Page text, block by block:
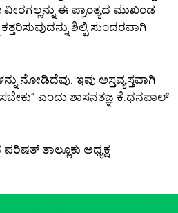
ಈ ಪ್ರಾಂತ್ಯದ ಮುಖಂಡ
ಶಿಲ್ಪಿ ಸುಂದರವಾಗಿ
ನೋಡಿದೆವು. ಇವು ಅಸ್ತವ್ಯಸ್ತವಾಗಿ
ಎಂದು ಶಾಸನತಜ್ಞ ಕೆ.ಧನಪಾಲ್
ತಾಲ್ಲೂಕು ಅಧ್ಯಕ್ಷ